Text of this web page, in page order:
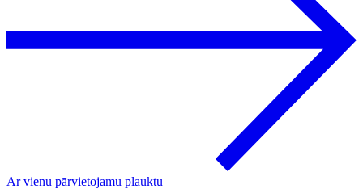
Ar vienu pārvietojamu plauktu